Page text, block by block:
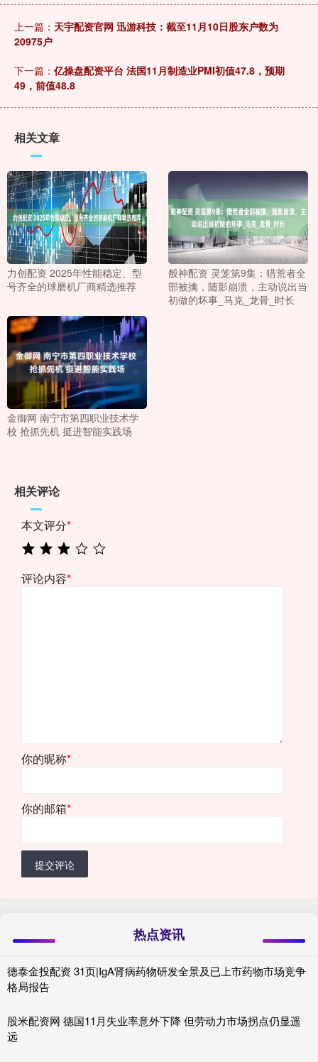
上一篇： 天宇配资官网 迅游科技：截至11月10日股东户数为
20975户
下一篇： 亿操盘配资平台 法国11月制造业PMI初值47.8，预期
49，前值48.8
相关文章
力创配资 2025年性能稳定、型
号齐全的球磨机厂商精选推荐
般神配资 灵笼第9集：猎荒者全
部被擒，随影崩溃，主动说出当
初做的坏事_马克_龙骨_时长
金御网 南宁市第四职业技术学
校 抢抓先机 挺进智能实践场
相关评论
本文评分*
评论内容*
你的昵称*
你的邮箱*
提交评论
热点资讯
德泰金投配资 31页|IgA肾病药物研发全景及已上市药物市场竞争
格局报告
股米配资网 德国11月失业率意外下降 但劳动力市场拐点仍显遥
远